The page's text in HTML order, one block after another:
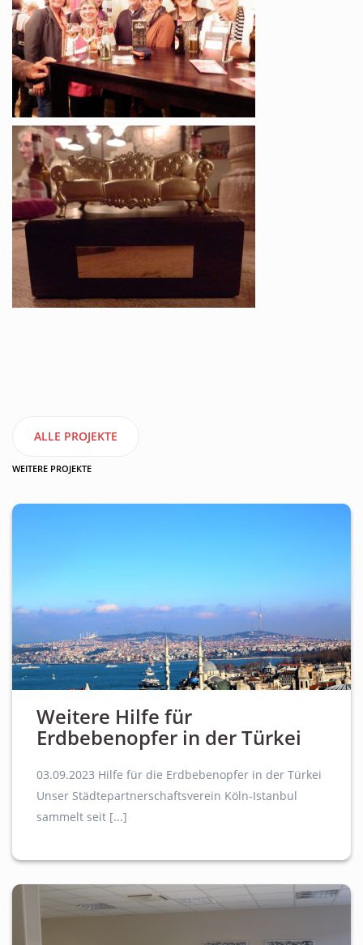
ALLE PROJEKTE
WEITERE PROJEKTE
Weitere Hilfe für
Erdbebenopfer in der Türkei
03.09.2023 Hilfe für die Erdbebenopfer in der Türkei
Unser Städtepartnerschaftsverein Köln-Istanbul
sammelt seit [...]